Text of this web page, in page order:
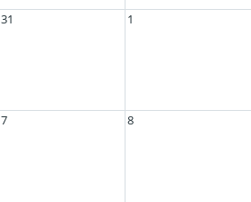
31 1
7 8